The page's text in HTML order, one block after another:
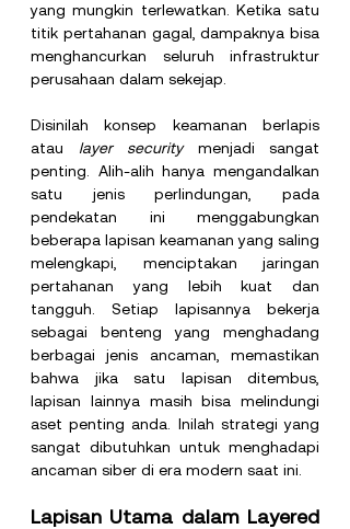
yang mungkin terlewatkan. Ketika satu
titik pertahanan gagal, dampaknya bisa
menghancurkan seluruh infrastruktur
perusahaan dalam sekejap.
Disinilah konsep keamanan berlapis
atau layer security menjadi sangat
penting. Alih-alih hanya mengandalkan
satu jenis perlindungan, pada
pendekatan ini menggabungkan
beberapa lapisan keamanan yang saling
melengkapi, menciptakan jaringan
pertahanan yang lebih kuat dan
tangguh. Setiap lapisannya bekerja
sebagai benteng yang menghadang
berbagai jenis ancaman, memastikan
bahwa jika satu lapisan ditembus,
lapisan lainnya masih bisa melindungi
aset penting anda. Inilah strategi yang
sangat dibutuhkan untuk menghadapi
ancaman siber di era modern saat ini.
Lapisan Utama dalam Layered